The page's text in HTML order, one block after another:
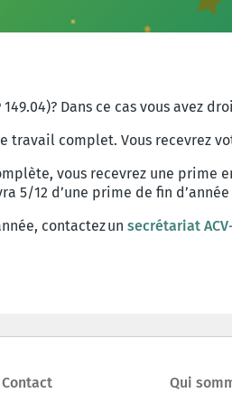
Dans ce cas vous avez
travail complet. Vous recevrez
vous recevrez une prime
5/12 d’une prime de fin
, contactezun secrétariat
Contact Qui